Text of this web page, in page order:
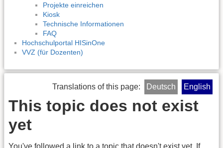
Projekte einreichen
Kiosk
Technische Informationen
FAQ
Hochschulportal HISinOne
VVZ (für Dozenten)
Translations of this page: Deutsch English
This topic does not exist
yet
You've followed a link to a topic that doesn't exist yet. If